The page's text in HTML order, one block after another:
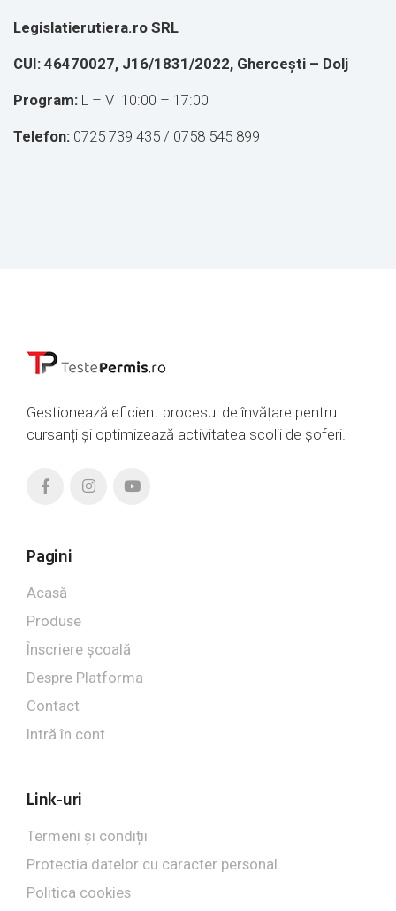
Legislatierutiera.ro SRL
CUI: 46470027, J16/1831/2022, Ghercești – Dolj
Program: L – V 10:00 – 17:00
Telefon: 0725 739 435 / 0758 545 899
Gestionează eficient procesul de învățare pentru
cursanți și optimizează activitatea scolii de șoferi.
Pagini
Acasă
Produse
Înscriere școală
Despre Platforma
Contact
Intră în cont
Link-uri
Termeni și condiții
Protectia datelor cu caracter personal
Politica cookies